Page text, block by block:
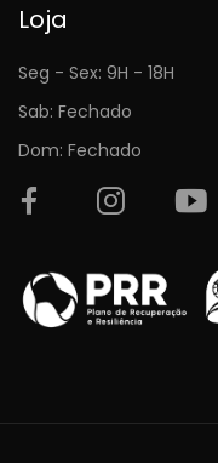
Loja
Seg - Sex: 9H - 18H
Sab: Fechado
Dom: Fechado